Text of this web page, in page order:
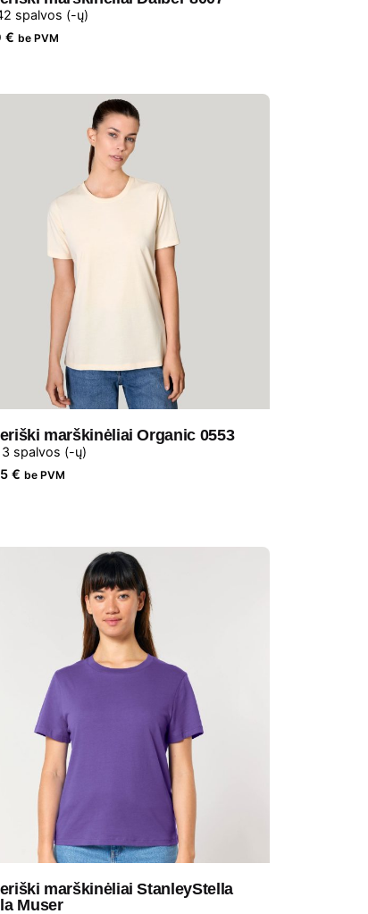
spalvos (-ų)
€ be PVM
marškinėliai Organic 0553
spalvos (-ų)
€ be PVM
marškinėliai StanleyStella
Muser